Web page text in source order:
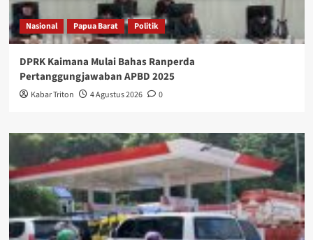
Nasional Papua Barat Politik
DPRK Kaimana Mulai Bahas Ranperda
Pertanggungjawaban APBD 2025
Kabar Triton 4 Agustus 2026 0